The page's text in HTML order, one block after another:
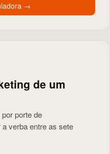
→
de um
porte de
verba entre as sete